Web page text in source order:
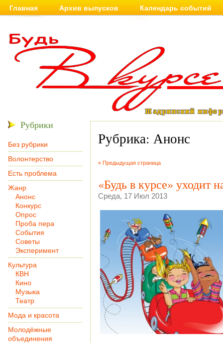
Главная Архив выпусков Календарь событий
Рубрики
Без рубрики
Волонтерство
Есть проблема
Жанр
Анонс
Конкурс
Опрос
Проба пера
События
Советы
Эксперимент
Культура
КВН
Кино
Музыка
Театр
Мода и красота
Молодёжные
объединения
Рубрика: Анонс
« Предыдущая страница
«Будь в курсе» уходит
Среда, 17 Июл 2013